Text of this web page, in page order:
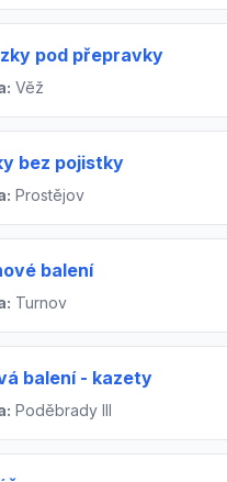
pod přepravky
Věž
bez pojistky
Prostějov
balení
Turnov
balení - kazety
Poděbrady III